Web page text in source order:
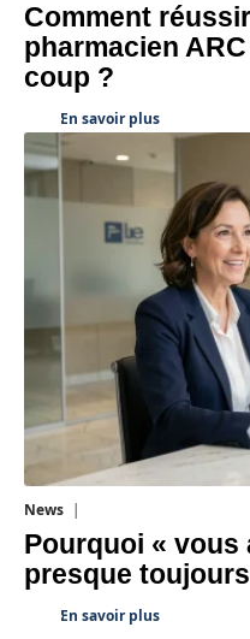
Comment
pharmacien
coup ?
En savoir plus
News
Pourquoi « vous
presque
En savoir plus